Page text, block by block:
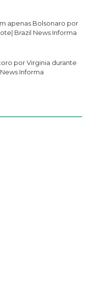
apenas Bolsonaro por
Brazil News Informa
por Virginia durante
Informa